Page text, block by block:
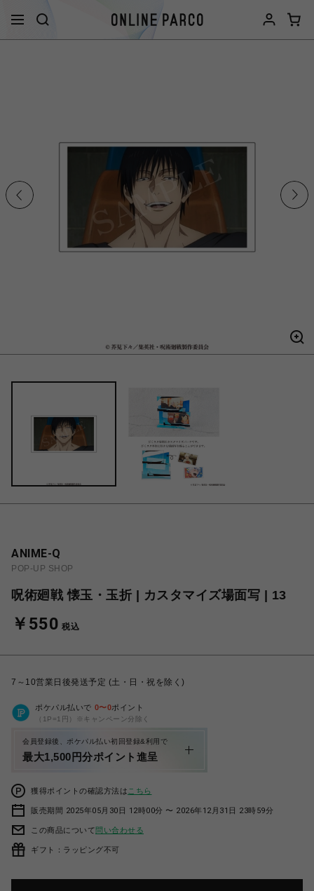
ANIME-Q
POP-UP SHOP
呪術廻戦 懐玉・玉折 | カスタマイズ場面写 | 13
￥550 税込
7～10営業日後発送予定 (土・日・祝を除く)
ポケパル払いで 0〜0ポイント
（1P=1円）※キャンペーン分除く
会員登録後、ポケパル払い初回登録&利用で
最大1,500円分ポイント進呈
獲得ポイントの確認方法は こちら
販売期間 2025年05月30日 12時00分 〜 2026年12月31日 23時59分
この商品について問い合わせる
ギフト：ラッピング不可